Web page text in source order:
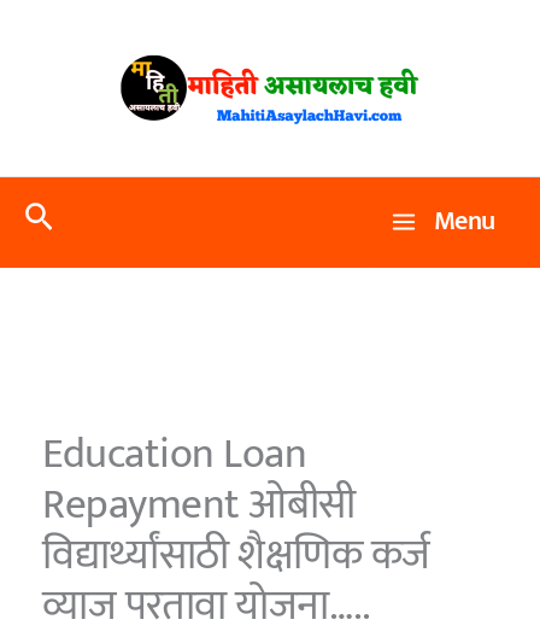
Search Menu
Education Loan
Repayment ओबीसी
विद्यार्थ्यांसाठी शैक्षणिक कर्ज
व्याज परतावा योजना…..